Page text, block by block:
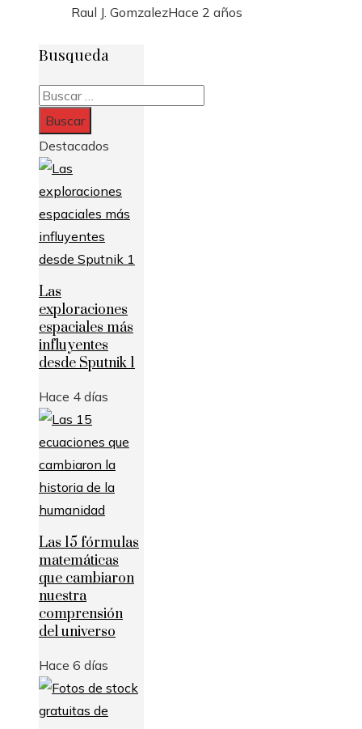
Raul J. GomzalezHace 2 años
Busqueda
Buscar:
Destacados
Las
exploraciones
espaciales más
influyentes
desde Sputnik 1
Hace 4 días
Las 15 fórmulas
matemáticas
que cambiaron
nuestra
comprensión
del universo
Hace 6 días